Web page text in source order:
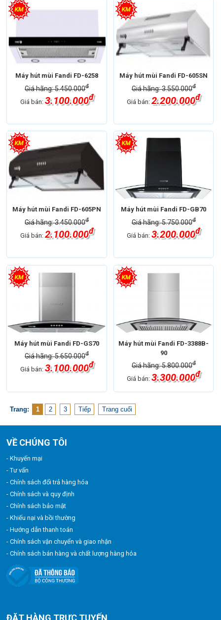
Máy hút mùi Fandi FD-6258
Giá hãng: 5.450.000đ
Giá bán: 3.100.000đ
Máy hút mùi Fandi FD-605SN
Giá hãng: 3.550.000đ
Giá bán:2.200.000đ
Máy hút mùi Fandi FD-605PN
Giá hãng: 3.450.000đ
Giá bán: 2.100.000đ
Máy hút mùi Fandi FD-GB70
Giá hãng: 5.750.000đ
Giá bán:3.200.000đ
Máy hút mùi Fandi FD-GS70
Giá hãng: 5.650.000đ
Giá bán: 3.100.000đ
Máy hút mùi Fandi FD-3388B-
90
Giá hãng: 5.800.000đ
Giá bán:3.300.000đ
Trang: 1 2 3 Tiếp Trang cuối
VỀ CHÚNG TÔI
- Khuyến mại
- Tư vấn
- Chính sách đổi trả hàng hóa
- Chính sách và quy định
- Chính sách bảo mật
- Khiếu nại và bồi thường
- Hướng dẫn thanh toán
- Chính sách vận chuyển và giao nhận
- Chính sách bán hàng và chất lượng hàng hóa
ĐẶT HÀNG TRỰC TUYẾN